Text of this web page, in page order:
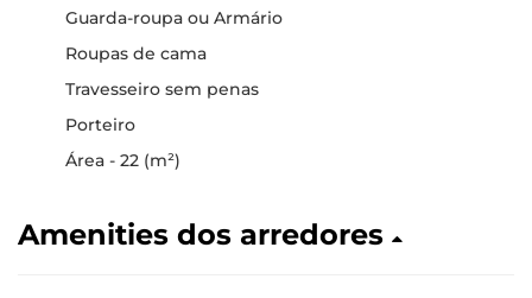
Guarda-roupa ou Armário
Roupas de cama
Travesseiro sem penas
Porteiro
Área - 22 (m²)
Amenities dos arredores